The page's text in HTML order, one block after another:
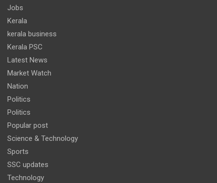
Jobs
Kerala
kerala business
Kerala PSC
Latest News
Market Watch
Nation
Politics
Politics
Popular post
Science & Technology
Sports
SSC updates
Technology